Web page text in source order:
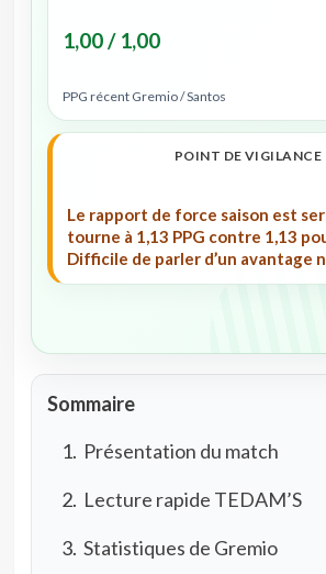
1,00 / 1,00
PPG récent Gremio / Santos
POINT DE VIGILANCE
Le rapport de force saison est
tourne à 1,13 PPG contre 1,13
Difficile de parler d’un avantage
Sommaire
Présentation du match
Lecture rapide TEDAM’S
Statistiques de Gremio